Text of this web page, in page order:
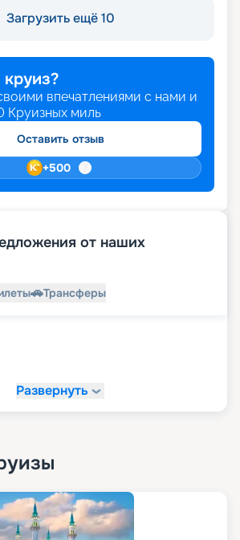
Загрузить ещё 10
впечатлениями с нами и
Круизных миль
Оставить отзыв
+500
от наших
🚗Трансферы
Развернуть